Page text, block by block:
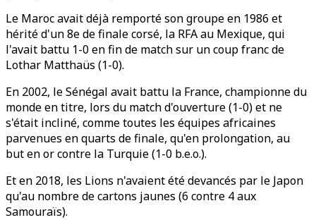
Le Maroc avait déjà remporté son groupe en 1986 et
hérité d'un 8e de finale corsé, la RFA au Mexique, qui
l'avait battu 1-0 en fin de match sur un coup franc de
Lothar Matthaüs (1-0).
En 2002, le Sénégal avait battu la France, championne du
monde en titre, lors du match d'ouverture (1-0) et ne
s'était incliné, comme toutes les équipes africaines
parvenues en quarts de finale, qu'en prolongation, au
but en or contre la Turquie (1-0 b.e.o.).
Et en 2018, les Lions n'avaient été devancés par le Japon
qu'au nombre de cartons jaunes (6 contre 4 aux
Samouraïs).